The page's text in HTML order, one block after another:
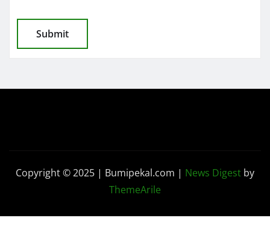
Copyright © 2025 | Bumipekal.com | News Digest by
ThemeArile